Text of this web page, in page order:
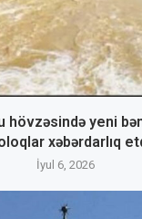
hövzəsində yeni
xəbərdarlıq
İyul 6, 2026